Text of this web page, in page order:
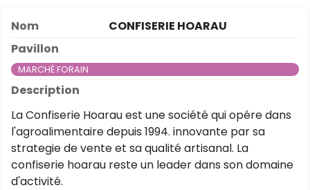
CONFISERIE HOARAU
MARCHÉ FORAIN
La Confiserie Hoarau est une société qui opére dans
l'agroalimentaire depuis 1994. innovante par sa
strategie de vente et sa qualité artisanal. La
confiserie hoarau reste un leader dans son domaine
d'activité.